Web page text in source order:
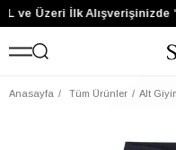
ve Üzeri İlk Alışverişinizde
Anasayfa Tüm Ürünler Alt